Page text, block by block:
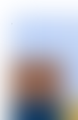
,